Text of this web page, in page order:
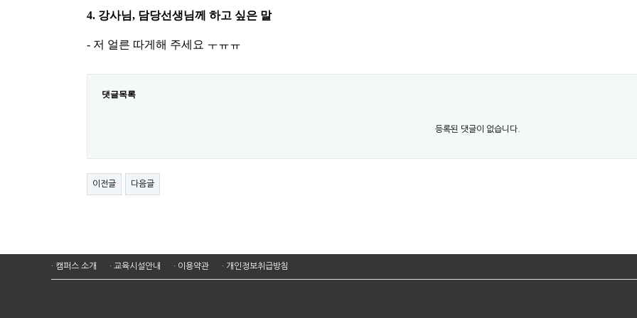
4. 강사님, 담당선생님께 하고 싶은 말
- 저 얼른 따게해 주세요 ㅜㅠㅠ
댓글목록
등록된 댓글이 없습니다.
이전글 다음글
· 캠퍼스 소개 · 교육시설안내 · 이용약관 · 개인정보취급방침